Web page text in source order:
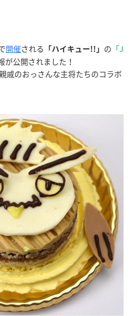
開催される 「ハイキュー!!」 の 「J
が公開されました！
戚のおっさんな主将たちのコラボ